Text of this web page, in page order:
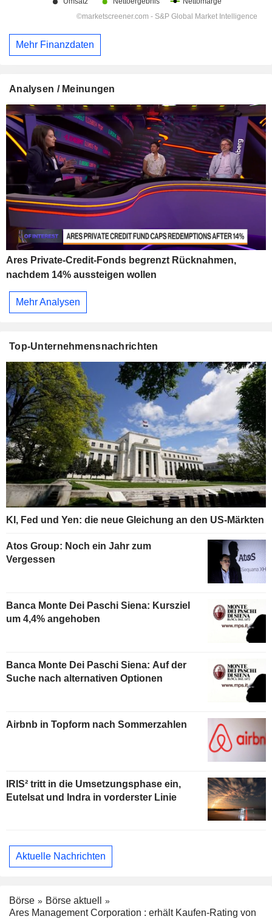
Mehr Finanzdaten
Analysen / Meinungen
Ares Private-Credit-Fonds begrenzt Rücknahmen,
nachdem 14% aussteigen wollen
Mehr Analysen
Top-Unternehmensnachrichten
KI, Fed und Yen: die neue Gleichung an den US-Märkten
Atos Group: Noch ein Jahr zum
Vergessen
Banca Monte Dei Paschi Siena: Kursziel
um 4,4% angehoben
Banca Monte Dei Paschi Siena: Auf der
Suche nach alternativen Optionen
Airbnb in Topform nach Sommerzahlen
IRIS² tritt in die Umsetzungsphase ein,
Eutelsat und Indra in vorderster Linie
Aktuelle Nachrichten
Börse
Börse aktuell
Ares Management Corporation : erhält Kaufen-Rating von